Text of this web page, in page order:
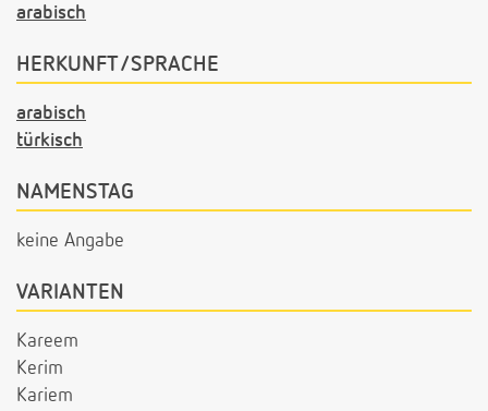
arabisch
HERKUNFT/SPRACHE
arabisch
türkisch
NAMENSTAG
keine Angabe
VARIANTEN
Kareem
Kerim
Kariem